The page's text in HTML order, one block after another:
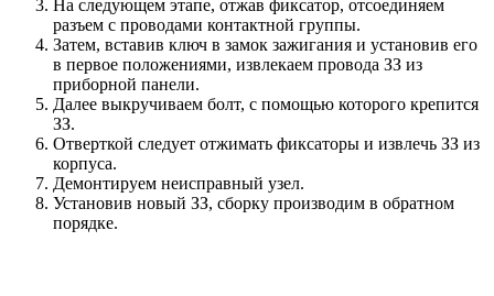
На следующем этапе, отжав фиксатор, отсоединяем
разъем с проводами контактной группы.
Затем, вставив ключ в замок зажигания и установив его
в первое положениями, извлекаем провода ЗЗ из
приборной панели.
Далее выкручиваем болт, с помощью которого крепится
ЗЗ.
Отверткой следует отжимать фиксаторы и извлечь ЗЗ из
корпуса.
Демонтируем неисправный узел.
Установив новый ЗЗ, сборку производим в обратном
порядке.